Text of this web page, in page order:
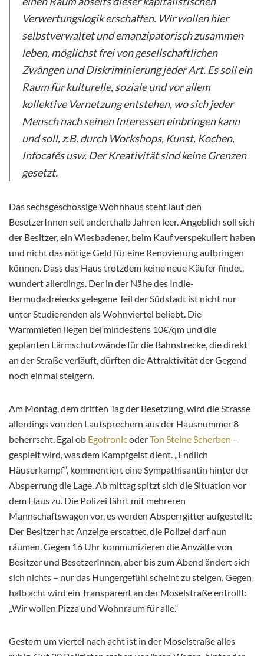
Verwertungslogik erschaffen. Wir wollen hier
selbstverwaltet und emanzipatorisch zusammen
leben, möglichst frei von gesellschaftlichen
Zwängen und Diskriminierung jeder Art. Es soll ein
Raum für kulturelle, soziale und vor allem
kollektive Vernetzung entstehen, wo sich jeder
Mensch nach seinen Interessen einbringen kann
und soll, z.B. durch Workshops, Kunst, Kochen,
Infocafés usw. Der Kreativität sind keine Grenzen
gesetzt.
Das sechsgeschossige Wohnhaus steht laut den
BesetzerInnen seit anderthalb Jahren leer. Angeblich soll sich
der Besitzer, ein Wiesbadener, beim Kauf verspekuliert haben
und nicht das nötige Geld für eine Renovierung aufbringen
können. Dass das Haus trotzdem keine neue Käufer findet,
wundert allerdings. Der in der Nähe des Indie-
Bermudadreiecks gelegene Teil der Südstadt ist nicht nur
unter Studierenden als Wohnviertel beliebt. Die
Warmmieten liegen bei mindestens 10€/qm und die
geplanten Lärmschutzwände für die Bahnstrecke, die direkt
an der Straße verläuft, dürften die Attraktivität der Gegend
noch einmal steigern.
Am Montag, dem dritten Tag der Besetzung, wird die Strasse
allerdings von den Lautsprechern aus der Hausnummer 8
beherrscht. Egal ob EgotronicoderTon Steine Scherben –
gespielt wird, was dem Kampfgeist dient. „Endlich
Häuserkampf“, kommentiert eine Sympathisantin hinter der
Absperrung die Lage. Ab mittag spitzt sich die Situation vor
dem Haus zu. Die Polizei fährt mit mehreren
Mannschaftswagen vor, es werden Absperrgitter aufgestellt:
Der Besitzer hat Anzeige erstattet, die Polizei darf nun
räumen. Gegen 16 Uhr kommunizieren die Anwälte von
Besitzer und BesetzerInnen, aber bis zum Abend ändert sich
sich nichts – nur das Hungergefühl scheint zu steigen. Gegen
halb acht wird ein Transparent an der Moselstraße entrollt:
„Wir wollen Pizza und Wohnraum für alle.“
Gestern um viertel nach acht ist in der Moselstraße alles